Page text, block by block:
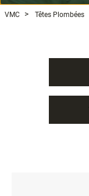
VMC Têtes Plombées